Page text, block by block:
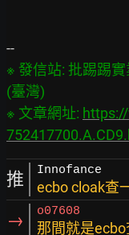
※ 發信站: 批踢踢
(臺灣)
※ 文章網址:
推 Innofance
ecbo cloak查
→ o07608
那間就是ecbo